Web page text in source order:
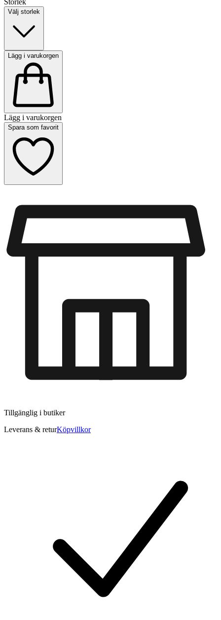
Storlek
Välj storlek
Lägg i varukorgen
Lägg i varukorgen
Spara som favorit
Tillgänglig i butiker
Leverans & returKöpvillkor